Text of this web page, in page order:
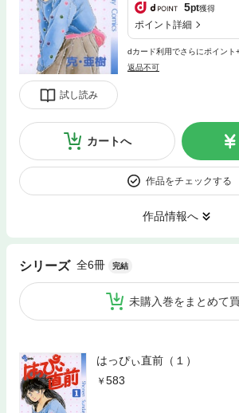
試し読み
5pt獲得
ポイント詳細
dカード利用でさらにポイント
返品不可
カートへ
作品をチェックする
作品情報へ
シリーズ 全6冊 完結
未購入巻をまとめて
はっぴぃ直前（１）
583